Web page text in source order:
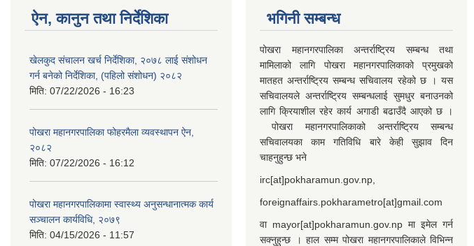
ऐन, कानुन तथा निर्देशिका
खेलकुद संचालन खर्च निर्देशिका, २०७८ लाई संशोधन
गर्न बनेको निर्देशिका, (पहिलो संशोधन) २०८२
मिति: 07/22/2026 - 16:23
पोखरा महानगरपालिका फोहरमैला व्यवस्थापन ऐन,
२०८२
मिति: 07/22/2026 - 16:12
पोखरा महानगरपालिकामा स्वास्थ्य अनुसन्धानात्मक कार्य
सञ्चालन कार्यविधि, २०७९
मिति: 04/15/2026 - 11:57
भगिनी सम्बन्ध
पोखरा महानगरपालिका अन्तर्राष्ट्रिय सम्बन्ध तथा
मामिलाको लागि पोखरा महानगरपालिकाको प्रमुखको
मातहत अन्तर्राष्ट्रिय सम्बन्ध सचिवालय रहेको छ । यस
सचिवालयले अन्तर्राष्ट्रिय सम्बन्धलाई सुमधुर बनाउनको
लागि क्रियाशील रहेर कार्य अगाडी बढाउँदै आएको छ ।
पोखरा महानगरपालिकाको अन्तर्राष्ट्रिय सम्बन्ध
सचिवालयका काम गतिविधि बारे केही सुझाव दिन
चाहनुहुन्छ भने
irc[at]pokharamun.gov.np,
foreignaffairs.pokharametro[at]gmail.com
वा mayor[at]pokharamun.gov.np मा इमेल गर्न
सक्नुहुन्छ । हाल सम्म पोखरा महानगरपालिकाले विभिन्न